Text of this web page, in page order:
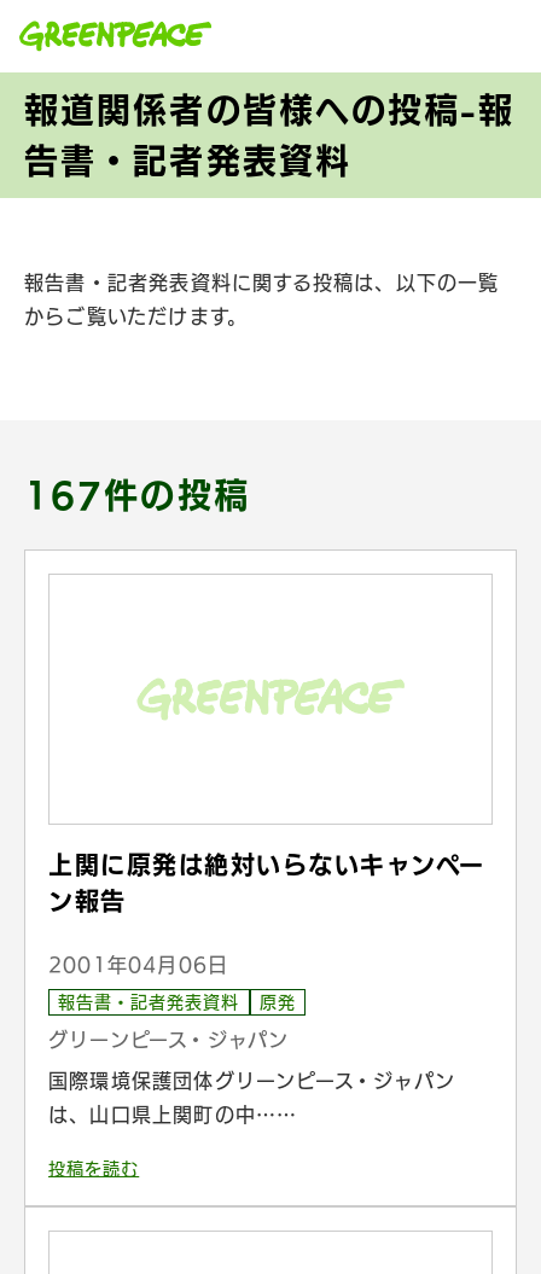
報道関係者の皆様への投稿-報
告書・記者発表資料
報告書・記者発表資料に関する投稿は、以下の一覧
からご覧いただけます。
167件の投稿
上関に原発は絶対いらないキャンペー
ン報告
2001年04月06日
報告書・記者発表資料 原発
グリーンピース・ジャパン
国際環境保護団体グリーンピース・ジャパン
は、山口県上関町の中……
投稿を読む